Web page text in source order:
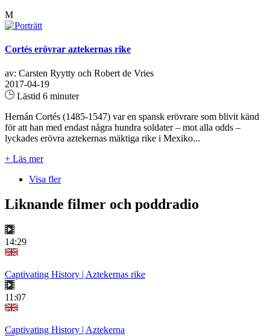
M
Cortés erövrar aztekernas rike
av: Carsten Ryytty och Robert de Vries
2017-04-19
Lästid 6 minuter
Hernán Cortés (1485-1547) var en spansk erövrare som blivit känd
för att han med endast några hundra soldater – mot alla odds –
lyckades erövra aztekernas mäktiga rike i Mexiko...
+ Läs mer
Visa fler
Liknande filmer och poddradio
14:29
Captivating History | Aztekernas rike
11:07
Captivating History | Aztekerna